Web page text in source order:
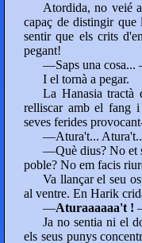
Atordida, no veié
capaç de distingir que
sentir que els crits
pegant!
—Saps una cosa...
I el tornà a pegar.
La Hanasia tractà
relliscar amb el fang i
seves ferides
—Atura't...
—Què dius? No et
poble? No em facis
Va llançar el seu
al ventre. En Harik
—Aturaaaaaa't !
Ja no sentia ni el
els seus punys